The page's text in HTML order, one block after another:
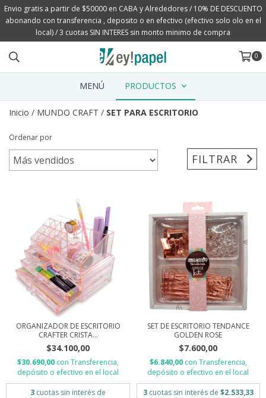
Envio gratis a partir de $50000 en CABA y Alrededores / 10% DE DESCUENTO
abonando con transferencia , deposito o en efectivo (efectivo solo olo en el
local) / 3 cuotas SIN INTERES sin monto minimo de compra
0
MENÚ PRODUCTOS
Inicio / MUNDO CRAFT / SET PARA ESCRITORIO
Ordenar por
FILTRAR
ORGANIZADOR DE ESCRITORIO
CRAFTER CRISTA...
$34.100,00
$30.690,00 con Transferencia,
depósito o efectivo en el local
3 cuotas sin interés de
SET DE ESCRITORIO TENDANCE
GOLDEN ROSE
$7.600,00
$6.840,00 con Transferencia,
depósito o efectivo en el local
3 cuotas sin interés de $2.533,33